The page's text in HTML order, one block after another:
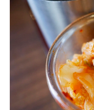
點完餐後店家就會先送
辣味泡菜，這兩個都是